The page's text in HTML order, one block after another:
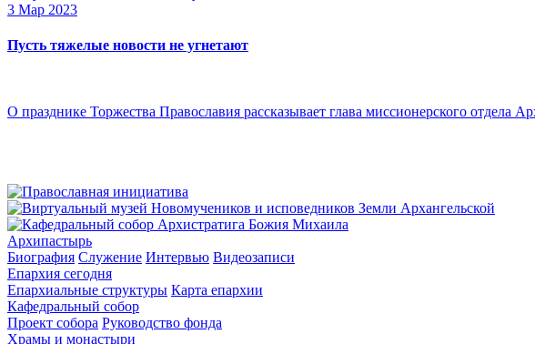
3 Мар 2023
Пусть тяжелые новости не угнетают
О празднике Торжества Православия рассказывает глава миссионерского отдела
Архипастырь
Биография Служение Интервью Видеозаписи
Епархия сегодня
Епархиальные структуры Карта епархии
Кафедральный собор
Проект собора Руководство фонда
Храмы и монастыри